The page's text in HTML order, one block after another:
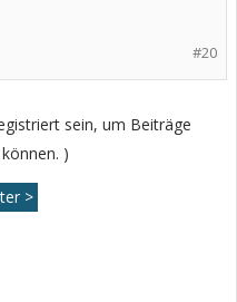
#20
sein, um Beiträge
)
>